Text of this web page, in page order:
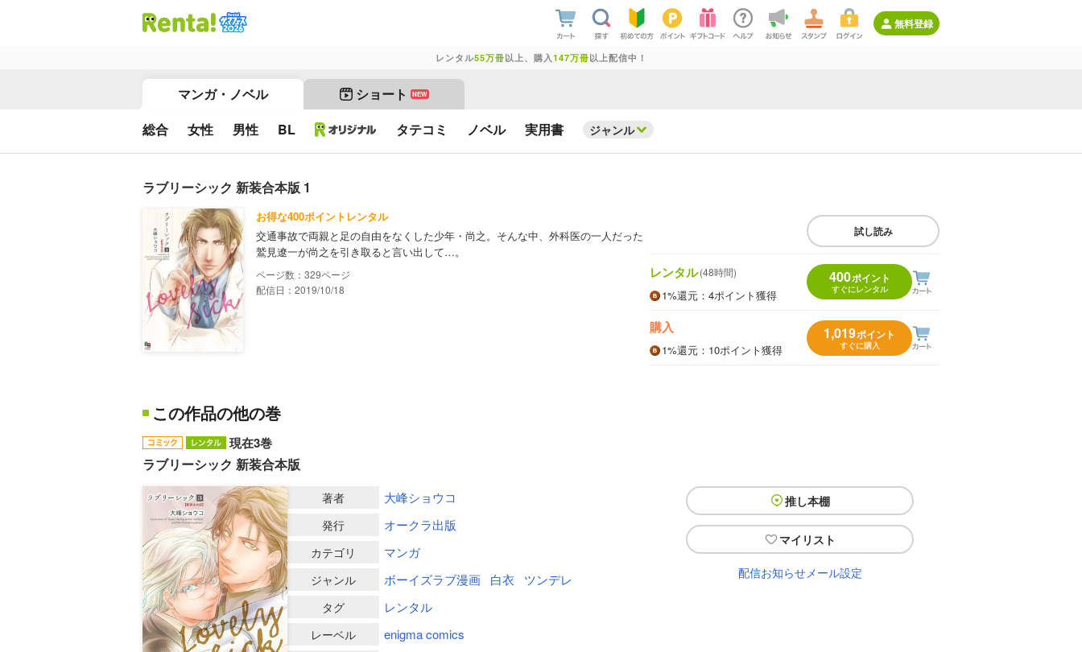
無料登録
レンタル55万冊以上、購入 147万冊以上配信中！
マンガ・ノベル ショート NEW
総合 女性 男性 BL タテコミ ノベル 実用書 ジャンル
ラブリーシック 新装合本版 1
お得な400ポイントレンタル
交通事故で両親と足の自由をなくした少年・尚之。そんな中、外科医の一人だった
鷲見遼一が尚之を引き取ると言い出して…。
329
配信日：2019/10/18
試し読み
レンタル(48時間)
1%還元 ：4ポイント獲得
400ポイント
すぐにレンタル
購入
1%還元 ：10ポイント獲得
1,019ポイント
すぐに購入
この作品の他の巻
現在3巻
ラブリーシック 新装合本版
推し本棚
マイリスト
配信お知らせメール設定
著者 大峰ショウコ
発行 オークラ出版
カテゴリ マンガ
ジャンル ボーイズラブ漫画 白衣 ツンデレ
タグ レンタル
レーベル enigma comics